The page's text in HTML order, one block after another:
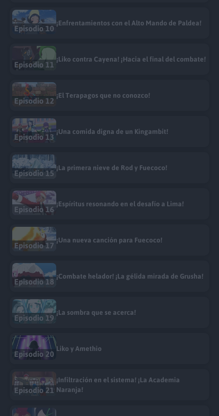
Episodio 10
¡Enfrentamientos con el Alto Mando de Paldea!
Episodio 11
¡Liko contra Cayena! ¡Hacia el final del combate!
Episodio 12
¡El Terapagos que no conozco!
Episodio 13
¡Una comida digna de un Kingambit!
Episodio 15
¡La primera nieve de Rod y Fuecoco!
Episodio 16
¡Espíritus resonando en el desafío a Lima!
Episodio 17
¡Una nueva canción para Fuecoco!
Episodio 18
¡Combate helador! ¡La gélida mirada de Grusha!
Episodio 19
¡La sombra que se acerca!
Episodio 20
Liko y Amethio
Episodio 21
¡Infiltración en el sistema! ¡La Academia
Naranja!